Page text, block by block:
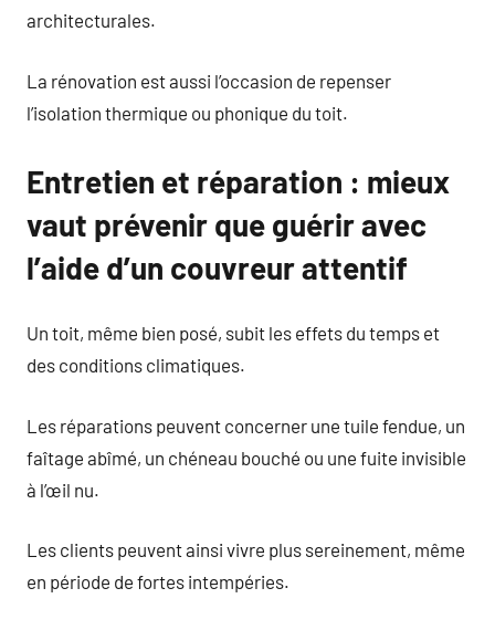
architecturales.
La rénovation est aussi l’occasion de repenser
l’isolation thermique ou phonique du toit.
Entretien et réparation : mieux
vaut prévenir que guérir avec
l’aide d’un couvreur attentif
Un toit, même bien posé, subit les effets du temps et
des conditions climatiques.
Les réparations peuvent concerner une tuile fendue, un
faîtage abîmé, un chéneau bouché ou une fuite invisible
à l’œil nu.
Les clients peuvent ainsi vivre plus sereinement, même
en période de fortes intempéries.